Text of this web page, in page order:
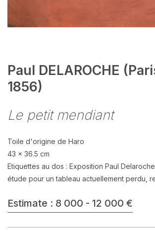
Paul DELAROCHE
1856)
Le petit mendiant
Toile d'origine de Haro
43 x 36.5 cm
Etiquettes au dos : Exposition Paul
étude pour un tableau actuellement perdu,
Estimate : 8 000 - 12 000 €